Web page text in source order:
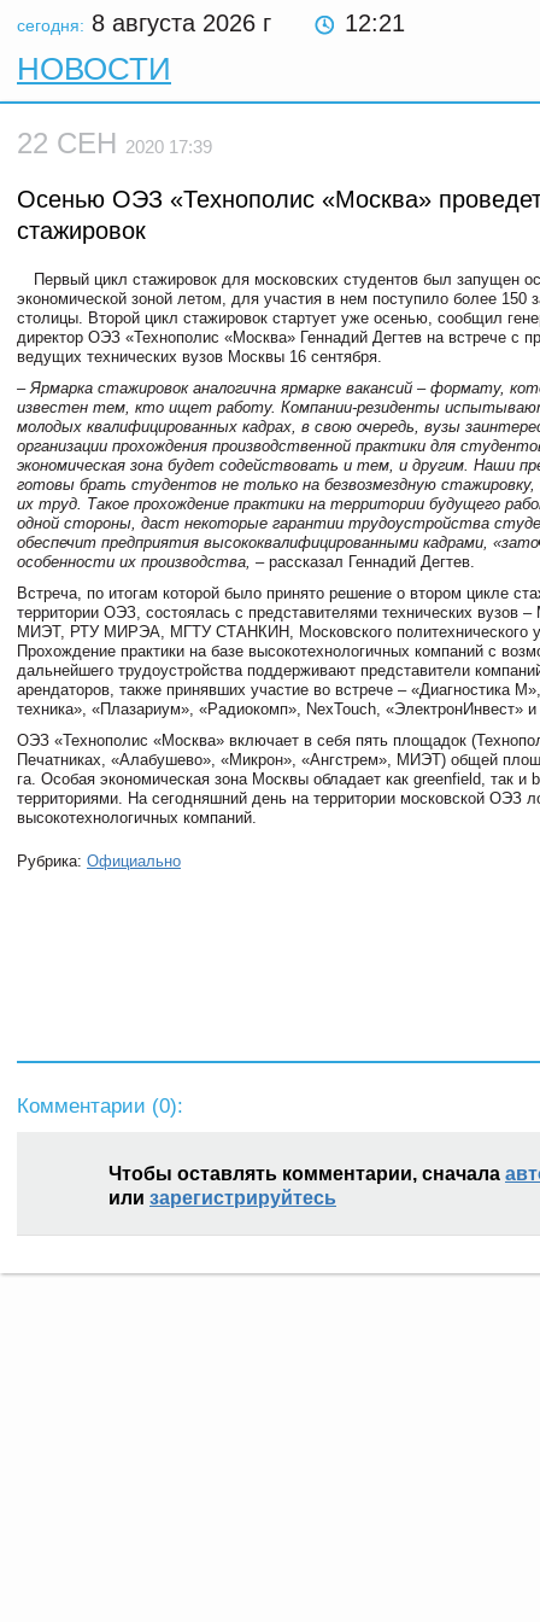
сегодня: 8 августа 2026 г 12:21
НОВОСТИ
22 СЕН 2020 17:39
Осенью ОЭЗ «Технополис «Москва»
стажировок
Первый цикл стажировок для московских студентов был запущен
экономической зоной летом, для участия в нем поступило более 150
столицы. Второй цикл стажировок стартует уже осенью, сообщил
директор ОЭЗ «Технополис «Москва» Геннадий Дегтев на встрече с
ведущих технических вузов Москвы 16 сентября.
– Ярмарка стажировок аналогична ярмарке вакансий – формату,
известен тем, кто ищет работу. Компании-резиденты
молодых квалифицированных кадрах, в свою очередь, вузы
организации прохождения производственной практики для
экономическая зона будет содействовать и тем, и другим. Наши
готовы брать студентов не только на безвозмездную стажировку,
их труд. Такое прохождение практики на территории будущего
одной стороны, даст некоторые гарантии трудоустройства
обеспечит предприятия высококвалифицированными кадрами,
особенности их производства, – рассказал Геннадий Дегтев.
Встреча, по итогам которой было принято решение о втором цикле
территории ОЭЗ, состоялась с представителями технических
МИЭТ, РТУ МИРЭА, МГТУ СТАНКИН, Московского политехнического
Прохождение практики на базе высокотехнологичных компаний с
дальнейшего трудоустройства поддерживают представители
арендаторов, также принявших участие во встрече – «Диагностика
техника», «Плазариум», «Радиокомп», NexTouch, «ЭлектронИнвест» и
ОЭЗ «Технополис «Москва» включает в себя пять площадок
Печатниках, «Алабушево», «Микрон», «Ангстрем», МИЭТ) общей
га. Особая экономическая зона Москвы обладает как greenfield, так и
территориями. На сегодняшний день на территории московской ОЭЗ
высокотехнологичных компаний.
Рубрика: Официально
Комментарии (0):
Чтобы оставлять комментарии, сначала
или зарегистрируйтесь